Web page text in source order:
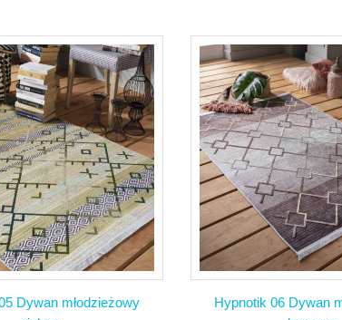
Dywan młodzieżowy
Hypnotik 06 Dywan